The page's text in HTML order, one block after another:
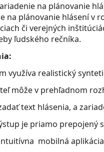
na plánovanie
na plánovanie hlásení
či verejných
ľudského rečníka.
využíva realistický
môže v prehľadnom
text hlásenia, a
je priamo
mobilná